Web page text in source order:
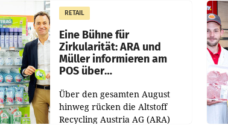
erwirtschaftet, was einem Plus
von 3,8 Prozent gegenüber
dem Vergleichszeitraum
RETAIL
Eine Bühne für
Zirkularität: ARA und
Müller informieren am
POS über
Über den gesamten August
hinweg rücken die Altstoff
Recycling Austria AG (ARA)